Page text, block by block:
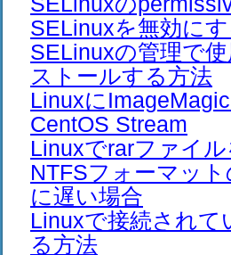
SELinuxを無効に
SELinuxの管理で
ストールする方法
Linuxに
CentOS Stream
Linuxでrarファイ
NTFSフォーマッ
に遅い場合
Linuxで接続され
る方法